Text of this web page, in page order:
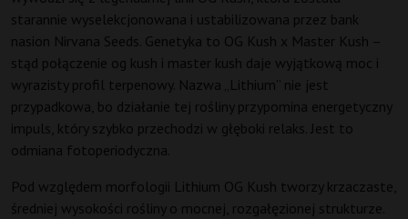
starannie wyselekcjonowana i ustabilizowana przez bank
nasion Nirvana Seeds. Genetyka to OG Kush x Master Kush –
stąd połączenie og kush i master kush daje wyjątkową moc i
wyrazisty profil terpenowy. Nazwa „Lithium” nie jest
przypadkowa, bo działanie tej rośliny przypomina energetyczny
impuls, który szybko przechodzi w głęboki relaks. Jest to
odmiana fotoperiodyczna.
Pod względem morfologii Lithium OG Kush tworzy krzaczaste,
średniej wysokości rośliny o mocnej, rozgałęzionej strukturze.